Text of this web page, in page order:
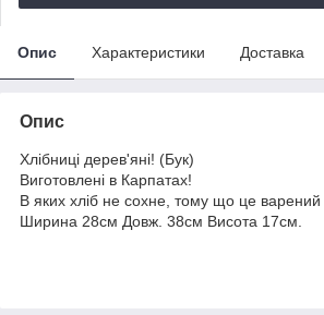
Опис Характеристики Доставка
Опис
Хлібниці дерев'яні! (Бук)
Виготовлені в Карпатах!
В яких хліб не сохне, тому що це
Ширина 28см Довж. 38см Висота 17см.